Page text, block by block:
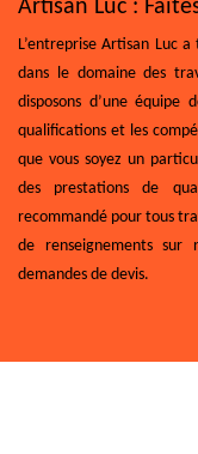
Artisan Luc :
L’entreprise Artisan Luc
dans le domaine des
disposons d’une équipe
qualifications et les
que vous soyez un
des prestations de
recommandé pour tous
de renseignements sur
demandes de devis.